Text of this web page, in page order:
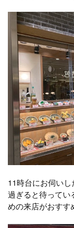
11時台にお伺い
過ぎると待ってい
めの来店がおすす